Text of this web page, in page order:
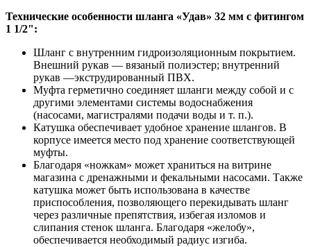
Технические особенности шланга «Удав» 32 мм с фитингом
1 1/2":
Шланг с внутренним гидроизоляционным покрытием.
Внешний рукав — вязаный полиэстер; внутренний
рукав —экструдированный ПВХ.
Муфта герметично соединяет шланги между собой и c
другими элементами системы водоснабжения
(насосами, магистралями подачи воды и т. п.).
Катушка обеспечивает удобное хранение шлангов. В
корпусе имеется место под хранение соответствующей
муфты.
Благодаря «ножкам» может храниться на витрине
магазина с дренажными и фекальными насосами. Также
катушка может быть использована в качестве
приспособления, позволяющего перекидывать шланг
через различные препятствия, избегая изломов и
слипания стенок шланга. Благодаря «желобу»,
обеспечивается необходимый радиус изгиба.